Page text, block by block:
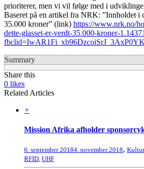
prioriterer, men vi vil følge med i
Baseret på en artikel fra NRK: ”Innholdet i
35.000 kroner” (link) https://www.nrk.no/
dette-glasset-er-verdt-35.000-kroner-
Summary
Share this
0 likes
Related Articles
+
Mission Afrika afholder
6. september 20184. november 2018, Kultur
RFID, UHF